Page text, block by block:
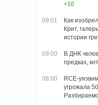
+10
09:01
Как
Крит,
истории
09:00
В ДНК
предках,
08:00
RCE-
угрожала